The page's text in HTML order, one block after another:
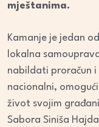
mještanima.
Kamanje je jedan
lokalna
nabildati proračun
nacionalni,
život svojim
Sabora Siniša